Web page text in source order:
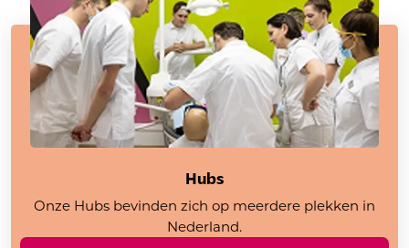
Hubs
Onze Hubs bevinden zich op meerdere plekken in
Nederland.